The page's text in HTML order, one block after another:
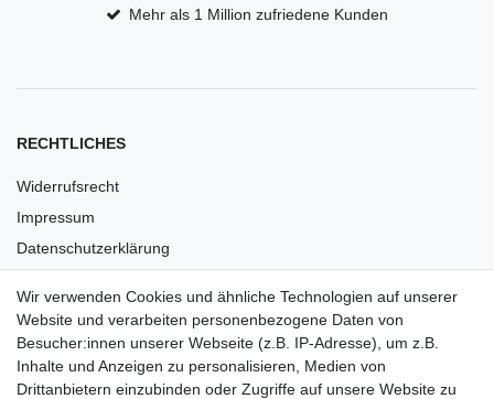
Mehr als 1 Million zufriedene Kunden
RECHTLICHES
Widerrufsrecht
Impressum
Datenschutzerklärung
Barrierefreiheit
Anleitungen
Wir verwenden Cookies und ähnliche Technologien auf unserer
Website und verarbeiten personenbezogene Daten von
Besucher:innen unserer Webseite (z.B. IP-Adresse), um z.B.
Inhalte und Anzeigen zu personalisieren, Medien von
Drittanbietern einzubinden oder Zugriffe auf unsere Website zu